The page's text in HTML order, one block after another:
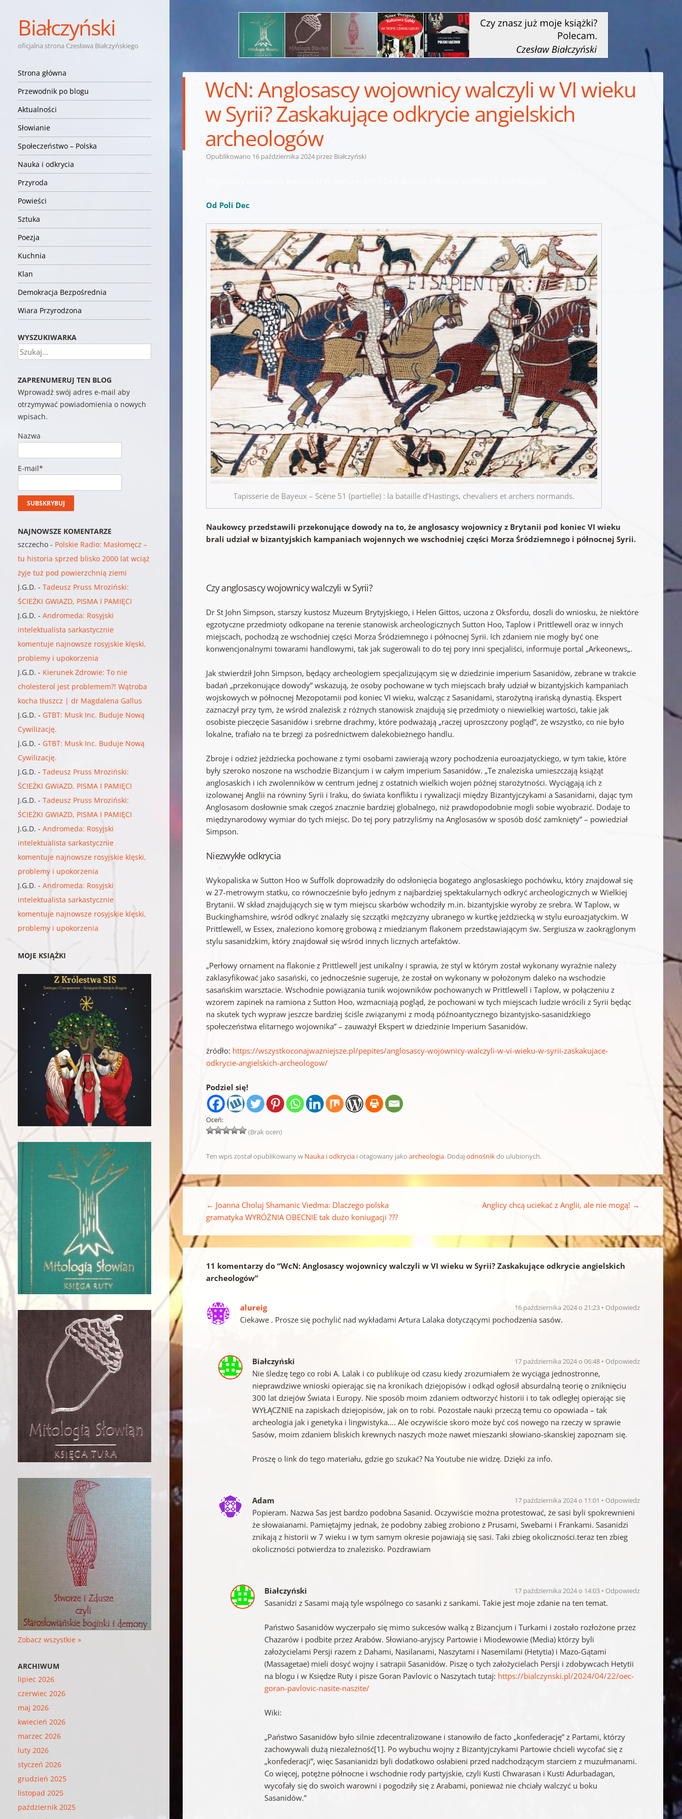
Białczyński
oficjalna strona Czesława Białczyńskiego
Nawigacja
Przejdź do treści
Strona główna
Przewodnik po blogu
Aktualności
Słowianie
Społeczeństwo – Polska
Nauka i odkrycia
Przyroda
Powieści
Sztuka
Poezja
Kuchnia
Klan
Demokracja Bezpośrednia
Wiara Przyrodzona
WcN: Anglosascy wojownicy walczyli w VI wieku
w Syrii? Zaskakujące odkrycie angielskich
archeologów
Opublikowano 16 października 2024 przez Białczyński
Od Poli Dec
Tapisserie de Bayeux – Scène 51 (partielle) : la bataille d’Hastings, chevaliers et archers normands.
Naukowcy przedstawili przekonujące dowody na to, że anglosascy wojownicy z Brytanii pod koniec VI wieku
brali udział w bizantyjskich kampaniach wojennych we wschodniej części Morza Śródziemnego i północnej Syrii.
Czy anglosascy wojownicy walczyli w Syrii?
Dr St John Simpson, starszy kustosz Muzeum Brytyjskiego, i Helen Gittos, uczona z Oksfordu, doszli do wniosku, że niektóre
egzotyczne przedmioty odkopane na terenie stanowisk archeologicznych Sutton Hoo, Taplow i Prittlewell oraz w innych
miejscach, pochodzą ze wschodniej części Morza Śródziemnego i północnej Syrii. Ich zdaniem nie mogły być one
konwencjonalnymi towarami handlowymi, tak jak sugerowali to do tej pory inni specjaliści, informuje portal „Arkeonews„.
Jak stwierdził John Simpson, będący archeologiem specjalizującym się w dziedzinie imperium Sasanidów, zebrane w trakcie
badań „przekonujące dowody” wskazują, że osoby pochowane w tych miejscach brały udział w bizantyjskich kampaniach
wojskowych w północnej Mezopotamii pod koniec VI wieku, walcząc z Sasanidami, starożytną irańską dynastią. Ekspert
zaznaczył przy tym, że wśród znalezisk z różnych stanowisk znajdują się przedmioty o niewielkiej wartości, takie jak
osobiste pieczęcie Sasanidów i srebrne drachmy, które podważają „raczej uproszczony pogląd”, że wszystko, co nie było
lokalne, trafiało na te brzegi za pośrednictwem dalekobieżnego handlu.
Zbroje i odzież jeździecka pochowane z tymi osobami zawierają wzory pochodzenia euroazjatyckiego, w tym takie, które
były szeroko noszone na wschodzie Bizancjum i w całym imperium Sasanidów. „Te znaleziska umieszczają książąt
anglosaskich i ich zwolenników w centrum jednej z ostatnich wielkich wojen późnej starożytności. Wyciągają ich z
izolowanej Anglii na równiny Syrii i Iraku, do świata konfliktu i rywalizacji między Bizantyjczykami a Sasanidami, dając tym
Anglosasom dosłownie smak czegoś znacznie bardziej globalnego, niż prawdopodobnie mogli sobie wyobrazić. Dodaje to
międzynarodowy wymiar do tych miejsc. Do tej pory patrzyliśmy na Anglosasów w sposób dość zamknięty” – powiedział
Simpson.
Niezwykłe odkrycia
Wykopaliska w Sutton Hoo w Suffolk doprowadziły do odsłonięcia bogatego anglosaskiego pochówku, który znajdował się
w 27-metrowym statku, co równocześnie było jednym z najbardziej spektakularnych odkryć archeologicznych w Wielkiej
Brytanii. W skład znajdujących się w tym miejscu skarbów wchodziły m.in. bizantyjskie wyroby ze srebra. W Taplow, w
Buckinghamshire, wśród odkryć znalazły się szczątki mężczyzny ubranego w kurtkę jeździecką w stylu euroazjatyckim. W
Prittlewell, w Essex, znaleziono komorę grobową z miedzianym flakonem przedstawiającym św. Sergiusza w zaokrąglonym
stylu sasanidzkim, który znajdował się wśród innych licznych artefaktów.
„Perłowy ornament na flakonie z Prittlewell jest unikalny i sprawia, że styl w którym został wykonany wyraźnie należy
zaklasyfikować jako sasański, co jednocześnie sugeruje, że został on wykonany w położonym daleko na wschodzie
sasańskim warsztacie. Wschodnie powiązania tunik wojowników pochowanych w Prittlewell i Taplow, w połączeniu z
wzorem zapinek na ramiona z Sutton Hoo, wzmacniają pogląd, że pochowani w tych miejscach ludzie wrócili z Syrii będąc
na skutek tych wypraw jeszcze bardziej ściśle związanymi z modą późnoantycznego bizantyjsko-sasanidzkiego
społeczeństwa elitarnego wojownika” – zauważył Ekspert w dziedzinie Imperium Sasanidów.
źródło: https://wszystkoconajwazniejsze.pl/pepites/anglosascy-wojownicy-walczyli-w-vi-wieku-w-syrii-zaskakujace-
odkrycie-angielskich-archeologow/
Podziel się!
Oceń:
(Brak ocen)
Ten wpis został opublikowany w Nauka i odkrycia i otagowany jakoarcheologia. Dodajodnośnikdo ulubionych.
← Joanna Choluj Shamanic Viedma: Dlaczego polska
gramatyka WYRÓŻNIA OBECNIE tak dużo koniugacji ???
Anglicy chcą uciekać z Anglii, ale nie mogą! →
11 komentarzy do “WcN: Anglosascy wojownicy walczyli w VI wieku w Syrii? Zaskakujące odkrycie angielskich
archeologów”
alureig 16 października 2024 o 21:23 Odpowiedz
Ciekawe . Prosze się pochylić nad wykładami Artura Lalaka dotyczącymi pochodzenia sasów.
Białczyński 17 października 2024 o 06:48 Odpowiedz
Nie śledzę tego co robi A. Lalak i co publikuje od czasu kiedy zrozumiałem że wyciąga jednostronne,
nieprawdziwe wnioski opierając się na kronikach dziejopisów i odkąd ogłosił absurdalną teorię o zniknięciu
300 lat dziejów Świata i Europy. Nie sposób moim zdaniem odtworzyć historii i to tak odległej opierając się
WYŁĄCZNIE na zapiskach dziejopisów, jak on to robi. Pozostałe nauki przeczą temu co opowiada – tak
archeologia jak i genetyka i lingwistyka…. Ale oczywiście skoro może być coś nowego na rzeczy w sprawie
Sasów, moim zdaniem bliskich krewnych naszych może nawet mieszanki słowiano-skanskiej zapoznam się.
Proszę o link do tego materiału, gdzie go szukać? Na Youtube nie widzę. Dzięki za info.
Adam 17 października 2024 o 11:01 Odpowiedz
Popieram. Nazwa Sas jest bardzo podobna Sasanid. Oczywiście można protestować, że sasi byli spokrewnieni
że słowaianami. Pamiętajmy jednak, że podobny zabieg zrobiono z Prusami, Swebami i Frankami. Sasanidzi
znikają z historii w 7 wieku i w tym samym okresie pojawiają się sasi. Taki zbieg okoliczności.teraz ten zbieg
okoliczności potwierdza to znalezisko. Pozdrawiam
Białczyński 17 października 2024 o 14:03 Odpowiedz
Sasanidzi z Sasami mają tyle wspólnego co sasanki z sankami. Takie jest moje zdanie na ten temat.
Państwo Sasanidów wyczerpało się mimo sukcesów walką z Bizancjum i Turkami i zostało rozłożone przez
Chazarów i podbite przez Arabów. Słowiano-aryjscy Partowie i Miodewowie (Media) którzy byli
założycielami Persji razem z Dahami, Nasilanami, Naszytami i Nasemilami (Hetytia) i Mazo-Gątami
(Massagetae) mieli dosyć wojny i satrapii Sasanidów. Piszę o tych założycielach Persji i zdobywcach Hetytii
na blogu i w Księdze Ruty i pisze Goran Pavlovic o Naszytach tutaj: https://bialczynski.pl/2024/04/22/oec-
goran-pavlovic-nasite-naszite/
Wiki:
„Państwo Sasanidów było silnie zdecentralizowane i stanowiło de facto „konfederację” z Partami, którzy
zachowywali dużą niezależność[1]. Po wybuchu wojny z Bizantyjczykami Partowie chcieli wycofać się z
„konfederacji”, więc Sasanianidzi byli dodatkowo osłabieni przed nadchodzącym starciem z muzułmanami.
Co więcej, potężne północne i wschodnie rody partyjskie, czyli Kusti Chwarasan i Kusti Adurbadagan,
wycofały się do swoich warowni i pogodziły się z Arabami, ponieważ nie chciały walczyć u boku
Sasanidów.”
WYSZUKIWARKA
Szukaj
ZAPRENUMERUJ TEN BLOG
Wprowadź swój adres e-mail aby
otrzymywać powiadomienia o nowych
wpisach.
Nazwa
E-mail*
NAJNOWSZE KOMENTARZE
szczecho - Polskie Radio: Masłomęcz –
tu historia sprzed blisko 2000 lat wciąż
żyje tuż pod powierzchnią ziemi
J.G.D. -Tadeusz Pruss Mroziński:
ŚCIEŻKI GWIAZD, PISMA I PAMIĘCI
J.G.D. -Andromeda: Rosyjski
intelektualista sarkastycznie
komentuje najnowsze rosyjskie klęski,
problemy i upokorzenia
J.G.D. - Kierunek Zdrowie: To nie
cholesterol jest problemem?! Wątroba
kocha tłuszcz | dr Magdalena Gallus
J.G.D. - GTBT: Musk Inc. Buduje Nową
Cywilizację.
J.G.D. - GTBT: Musk Inc. Buduje Nową
Cywilizację.
J.G.D. -Tadeusz Pruss Mroziński:
ŚCIEŻKI GWIAZD, PISMA I PAMIĘCI
J.G.D. -Tadeusz Pruss Mroziński:
ŚCIEŻKI GWIAZD, PISMA I PAMIĘCI
J.G.D. -Andromeda: Rosyjski
intelektualista sarkastycznie
komentuje najnowsze rosyjskie klęski,
problemy i upokorzenia
J.G.D. -Andromeda: Rosyjski
intelektualista sarkastycznie
komentuje najnowsze rosyjskie klęski,
problemy i upokorzenia
MOJE KSIĄŻKI
Zobacz wszystkie »
ARCHIWUM
lipiec 2026
czerwiec 2026
maj 2026
kwiecień 2026
marzec 2026
luty 2026
styczeń 2026
grudzień 2025
listopad 2025
październik 2025